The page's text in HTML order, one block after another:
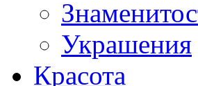
Украшения
Красота